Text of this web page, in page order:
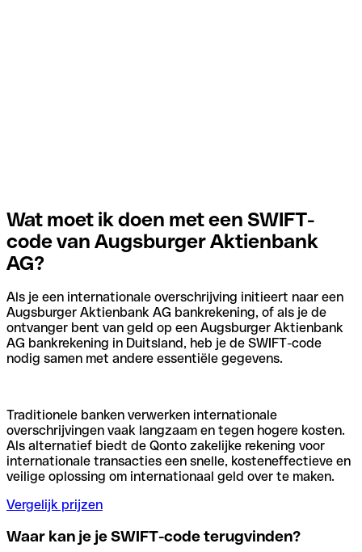
Wat moet ik doen met een SWIFT-
code van Augsburger Aktienbank
AG?
Als je een internationale overschrijving initieert naar een
Augsburger Aktienbank AG bankrekening, of als je de
ontvanger bent van geld op een Augsburger Aktienbank
AG bankrekening in Duitsland, heb je de SWIFT-code
nodig samen met andere essentiële gegevens.
Traditionele banken verwerken internationale
overschrijvingen vaak langzaam en tegen hogere kosten.
Als alternatief biedt de Qonto zakelijke rekening voor
internationale transacties een snelle, kosteneffectieve en
veilige oplossing om internationaal geld over te maken.
Vergelijk prijzen
Waar kan je je SWIFT-code terugvinden?